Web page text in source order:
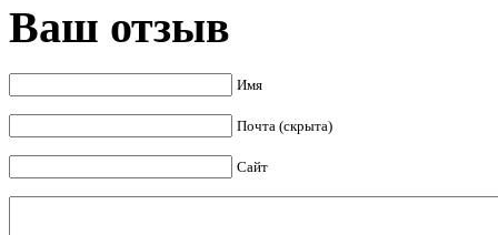
Ваш отзыв
Имя
Почта (скрыта)
Сайт